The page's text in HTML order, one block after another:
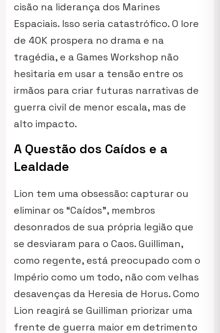
cisão na liderança dos Marines
Espaciais. Isso seria catastrófico. O lore
de 40K prospera no drama e na
tragédia, e a Games Workshop não
hesitaria em usar a tensão entre os
irmãos para criar futuras narrativas de
guerra civil de menor escala, mas de
alto impacto.
A Questão dos Caídos e a
Lealdade
Lion tem uma obsessão: capturar ou
eliminar os “Caídos”, membros
desonrados de sua própria legião que
se desviaram para o Caos. Guilliman,
como regente, está preocupado com o
Império como um todo, não com velhas
desavenças da Heresia de Horus. Como
Lion reagirá se Guilliman priorizar uma
frente de guerra maior em detrimento